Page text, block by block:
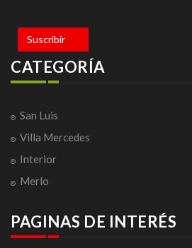
Suscribir
CATEGORÍA
San Luis
Villa Mercedes
Interior
Merlo
PAGINAS DE INTERÉS